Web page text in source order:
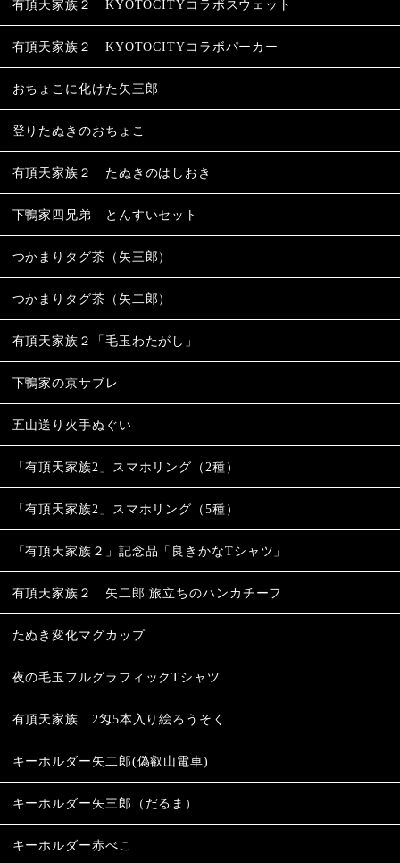
有頂天家族２ KYOTOCITYコラボスウェット
有頂天家族２ KYOTOCITYコラボパーカー
おちょこに化けた矢三郎
登りたぬきのおちょこ
有頂天家族２ たぬきのはしおき
下鴨家四兄弟 とんすいセット
つかまりタグ茶（矢三郎）
つかまりタグ茶（矢二郎）
有頂天家族２「毛玉わたがし」
下鴨家の京サブレ
五山送り火手ぬぐい
「有頂天家族2」スマホリング（2種）
「有頂天家族2」スマホリング（5種）
「有頂天家族２」記念品「良きかなTシャツ」
有頂天家族２ 矢二郎 旅立ちのハンカチーフ
たぬき変化マグカップ
夜の毛玉フルグラフィックTシャツ
有頂天家族 2匁5本入り絵ろうそく
キーホルダー矢二郎(偽叡山電車)
キーホルダー矢三郎（だるま）
キーホルダー赤べこ